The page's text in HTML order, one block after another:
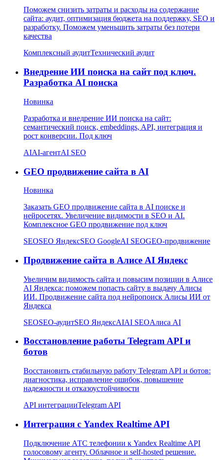
Поможем снизить затраты и расходы на содержание
сайта: аудит, оптимизация бюджета на поддержку, SEO и
разработку. Поможем уменьшить затраты без потери
качества
Комплексный аудитТехнический аудит
Внедрение ИИ поиска на сайт под ключ.
Разработка AI поиска
Новинка
Разработка и внедрение ИИ поиска на сайт:
семантический поиск, embeddings, API, интеграция и
рост конверсии. Под ключ
AIAI-агентAI SEO
GEO продвижение сайта в AI
Новинка
Заказать GEO продвижение сайта в AI поиске и
нейросетях. Увеличение видимости в SEO и AI.
Комплексное GEO продвижение под ключ
SEOSEO ЯндексSEO GoogleAI SEOGEO-продвижение
Продвижение сайта в Алисе AI Яндекс
Увеличим видимость сайта и повысим позиции в Алисе
AI Яндекса: поможем попасть сайту в выдачу Алисы
ИИ. Продвижение сайта под нейропоиск Алисы ИИ от
Яндекса
SEOSEO-аудитSEO ЯндексAIAI SEOАлиса AI
Восстановление работы Telegram API и
ботов
Восстановить стабильную работу Telegram API и ботов:
диагностика, исправление ошибок, повышение
надежности и отказоустойчивости
API интеграцииTelegram API
Интеграция с Yandex Realtime API
Подключение АТС телефонии к Yandex Realtime API
голосовому агенту. Облачное и self-hosted решение.